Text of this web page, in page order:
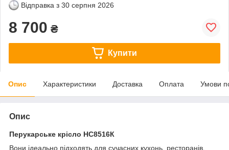
Відправка з 30 серпня 2026
8 700 ₴
Купити
Опис Характеристики Доставка Оплата Умови
Опис
Перукарське крісло НС8516К
Вони ідеально підходять для сучасних кухонь, ресторанів,